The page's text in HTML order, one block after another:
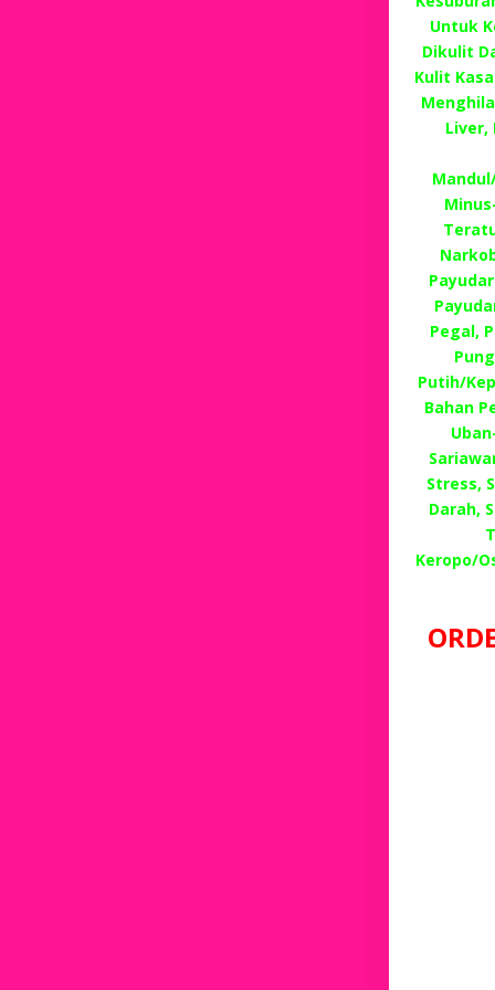
Untuk
Dikulit
Kulit
Liver,
Pegal,
Putih/
Bahan
Stress,
Darah,
Keropo/